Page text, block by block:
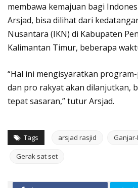
membawa kemajuan bagi
Arsjad, bisa dilihat dari
Nusantara (IKN) di Kabupaten
Kalimantan Timur, beberapa
“Hal ini mengisyaratkan
dan pro rakyat akan dilanjutkan,
tepat sasaran,” tutur Arsjad.
Tags arsjad rasjid
Gerak sat set